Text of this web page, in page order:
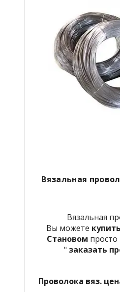
Вязальная
Вязальная
Вы можете
Становом
" заказать
Проволока вяз.